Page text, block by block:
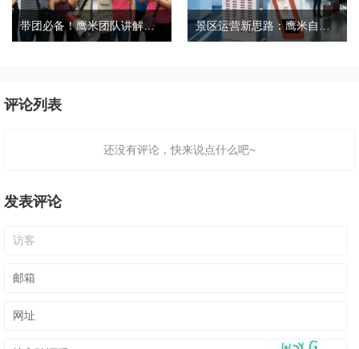
带团必备！鹰米团队讲解器，防串音 + 易管理双在线
评论列表
还没有评论，快来说点什么吧~
发表评论